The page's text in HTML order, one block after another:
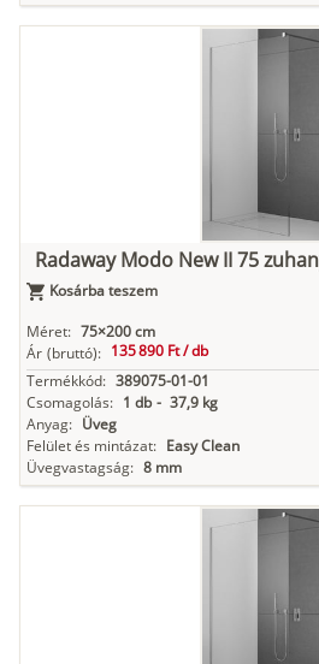
Radaway Modo New II 75
Kosárba teszem
Méret: 75×200 cm
Ár (bruttó): 135 890 Ft /db
Termékkód: 389075-01-01
Csomagolás: 1 db - 37,9 kg
Anyag: Üveg
Felület és mintázat: Easy Clean
Üvegvastagság: 8 mm